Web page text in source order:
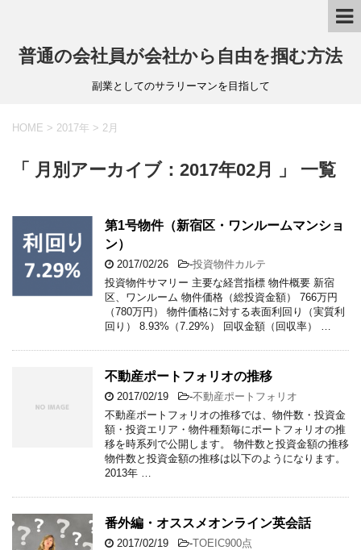
普通の会社員が会社から自由を掴む方法
副業としてのサラリーマンを目指して
HOME > 2017年 > 2月
「 月別アーカイブ：2017年02月 」 一覧
第1号物件（新宿区・ワンルームマンショ
ン）
2017/02/26 -投資物件カルテ
投資物件サマリー 主要な経営指標 物件概要 新宿
区、ワンルーム 物件価格（総投資金額） 766万円
（780万円） 物件価格に対する表面利回り（実質利
回り） 8.93%（7.29%） 回収金額（回収率） …
不動産ポートフォリオの推移
2017/02/19 -不動産ポートフォリオ
不動産ポートフォリオの推移では、物件数・投資金
額・投資エリア・物件種類毎にポートフォリオの推
移を時系列で公開します。 物件数と投資金額の推移
物件数と投資金額の推移は以下のようになります。
2013年 …
番外編・オススメオンライン英会話
2017/02/19 -TOEIC900点